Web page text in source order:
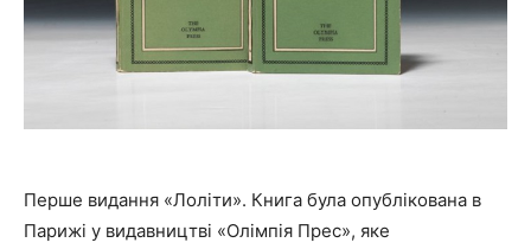
Перше видання «Лоліти». Книга була опублікована в
Парижі у видавництві «Олімпія Прес», яке